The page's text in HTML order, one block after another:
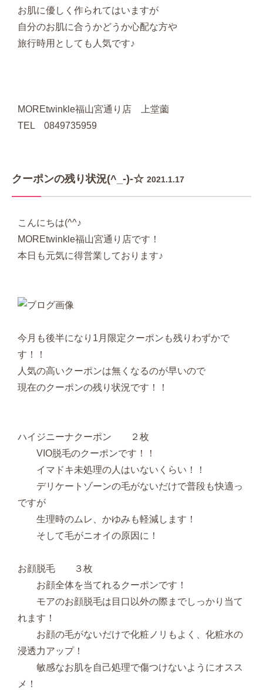
お肌に優しく作られてはいますが
自分のお肌に合うかどうか心配な方や
旅行時用としても人気です♪
MOREtwinkle福山宮通り店 上堂薗
TEL 0849735959
クーポンの残り状況(^_-)-☆ 2021.1.17
こんにちは(^^♪
MOREtwinkle福山宮通り店です！
本日も元気に得営業しております♪
今月も後半になり1月限定クーポンも残りわずかで
す！！
人気の高いクーポンは無くなるのが早いので
現在のクーポンの残り状況です！！
ハイジニーナクーポン ２枚
VIO脱毛のクーポンです！！
イマドキ未処理の人はいないくらい！！
デリケートゾーンの毛がないだけで普段も快適っ
ですが
生理時のムレ、かゆみも軽減します！
そして毛がニオイの原因に！
お顔脱毛 ３枚
お顔全体を当てれるクーポンです！
モアのお顔脱毛は目口以外の際までしっかり当て
れます！
お顔の毛がないだけで化粧ノリもよく、化粧水の
浸透力アップ！
敏感なお肌を自己処理で傷つけないようにオスス
メ！